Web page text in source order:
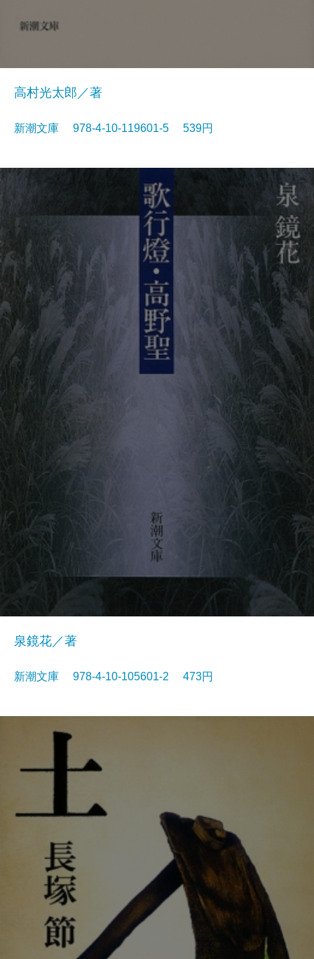
高村光太郎／著
新潮文庫 978-4-10-119601-5 539円
泉鏡花／著
新潮文庫 978-4-10-105601-2 473円